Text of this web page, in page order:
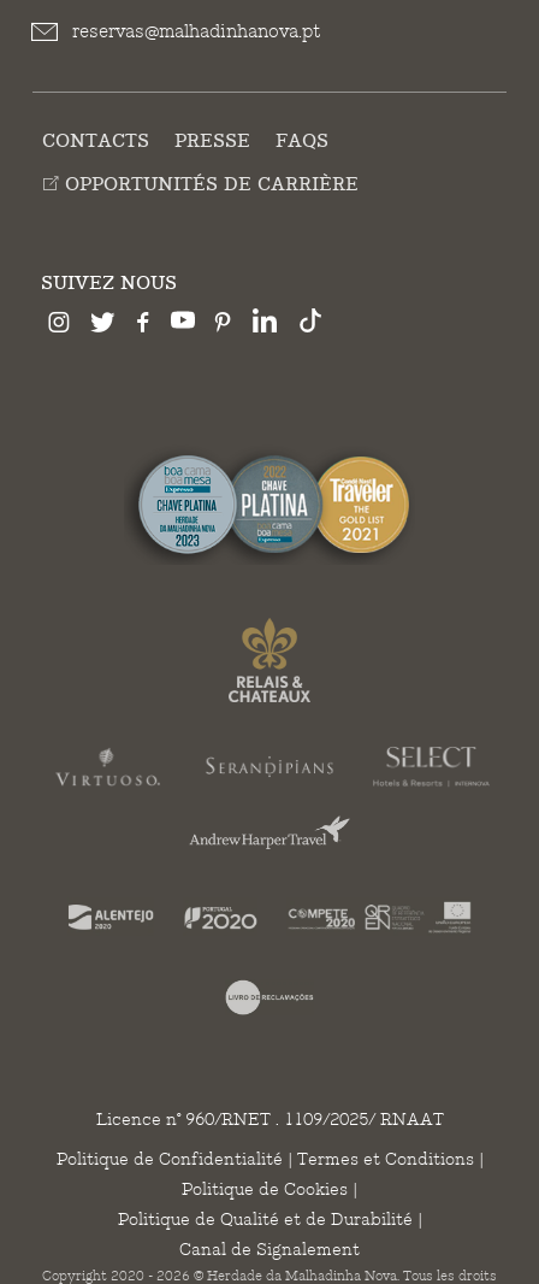
reservas@malhadinhanova.pt
CONTACTS PRESSE
FAQS
OPPORTUNITÉS DE CARRIÈRE
SUIVEZ NOUS
Licence n° 960/RNET . 1109/2025/ RNAAT
Politique de Confidentialité | Termes et Conditions|
Politique de Cookies |
Politique de Qualité et de Durabilité |
Canal de Signalement
Copyright 2020 - 2026 © Herdade da Malhadinha Nova. Tous les droits